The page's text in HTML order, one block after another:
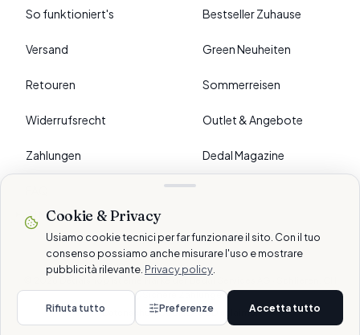
So funktioniert's
Versand
Retouren
Widerrufsrecht
Zahlungen
Bestseller Zuhause
Green Neuheiten
Sommerreisen
Outlet & Angebote
Dedal Magazine
›EINSTELLUNGEN
Sichere Zahlungen
DatenschutzCookieAGBDisclaimer
Cookie & Privacy
Usiamo cookie tecnici per far funzionare il sito. Con il tuo
consenso possiamo anche misurare l'uso e mostrare
pubblicità rilevante. Privacy policy
Rifiuta tutto Preferenze Accetta tutto